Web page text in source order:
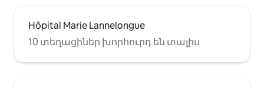
Hôpital Marie Lannelongue
10 տեղացիներ խորհուրդ են տալիս